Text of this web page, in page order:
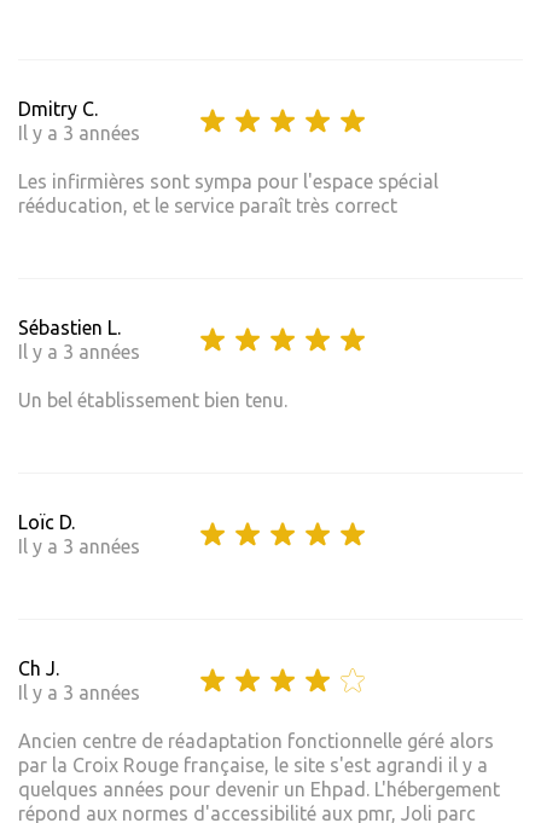
Dmitry C.
Il y a 3 années
Les infirmières sont sympa pour l'espace spécial
rééducation, et le service paraît très correct
Sébastien L.
Il y a 3 années
Un bel établissement bien tenu.
Loïc D.
Il y a 3 années
Ch J.
Il y a 3 années
Ancien centre de réadaptation fonctionnelle géré alors
par la Croix Rouge française, le site s'est agrandi il y a
quelques années pour devenir un Ehpad. L'hébergement
répond aux normes d'accessibilité aux pmr, Joli parc